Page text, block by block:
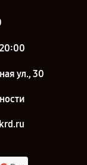
ул., 30